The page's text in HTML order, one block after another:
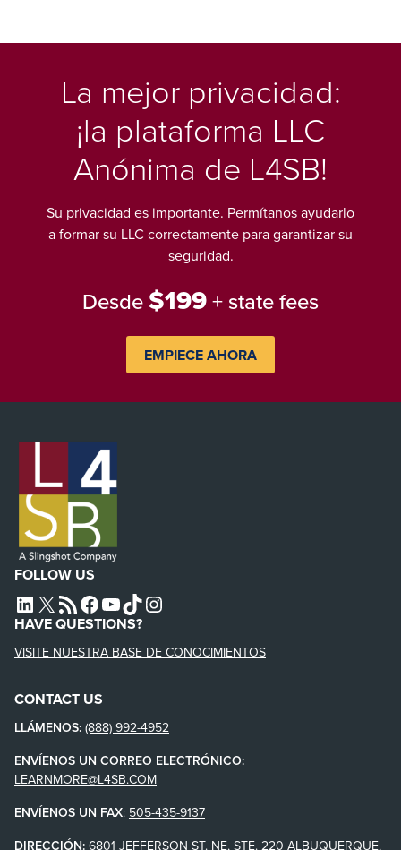
La mejor privacidad:
¡la plataforma LLC
Anónima de L4SB!
Su privacidad es importante. Permítanos ayudarlo
a formar su LLC correctamente para garantizar su
seguridad.
Desde $199+ state fees
EMPIECE AHORA
FOLLOW US
L4SB LINKEDIN
X L4SB RSS FEEDL4SB FACEBOOK
L4SB YOUTUBE
TIKTOKINSTAGRAM
HAVE QUESTIONS?
VISITE NUESTRA BASE DE CONOCIMIENTOS
CONTACT US
LLÁMENOS: (888) 992-4952
ENVÍENOS UN CORREO ELECTRÓNICO:
LEARNMORE@L4SB.COM
ENVÍENOS UN FAX: 505-435-9137
DIRECCIÓN: 6801 JEFFERSON ST. NE, STE. 220 ALBUQUERQUE,